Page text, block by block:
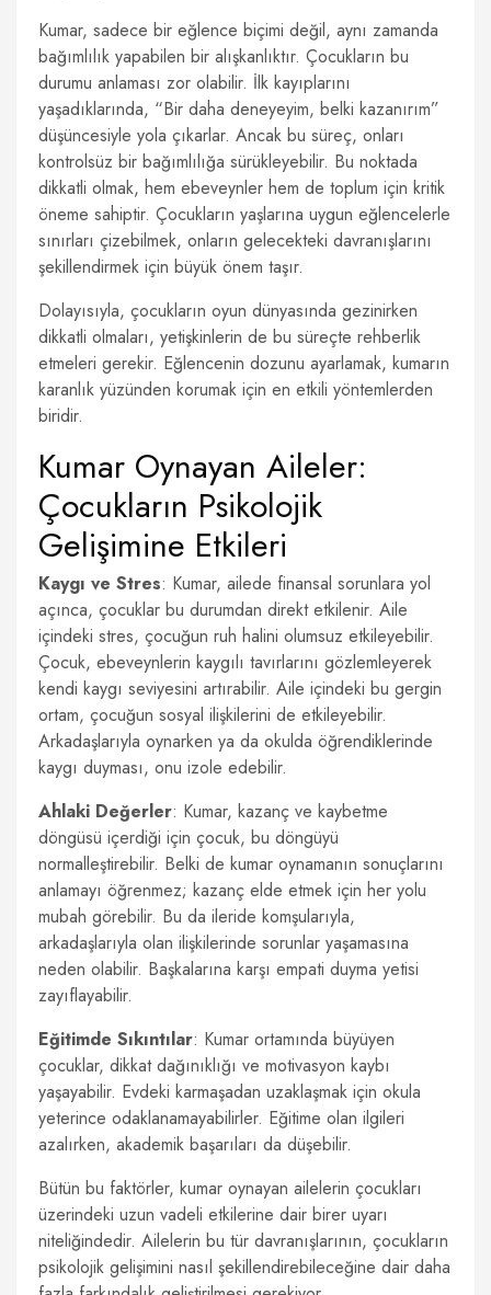
Kumar, sadece bir eğlence biçimi değil, aynı zamanda
bağımlılık yapabilen bir alışkanlıktır. Çocukların bu
durumu anlaması zor olabilir. İlk kayıplarını
yaşadıklarında, “Bir daha deneyeyim, belki kazanırım”
düşüncesiyle yola çıkarlar. Ancak bu süreç, onları
kontrolsüz bir bağımlılığa sürükleyebilir. Bu noktada
dikkatli olmak, hem ebeveynler hem de toplum için kritik
öneme sahiptir. Çocukların yaşlarına uygun eğlencelerle
sınırları çizebilmek, onların gelecekteki davranışlarını
şekillendirmek için büyük önem taşır.
Dolayısıyla, çocukların oyun dünyasında gezinirken
dikkatli olmaları, yetişkinlerin de bu süreçte rehberlik
etmeleri gerekir. Eğlencenin dozunu ayarlamak, kumarın
karanlık yüzünden korumak için en etkili yöntemlerden
biridir.
Kumar Oynayan Aileler:
Çocukların Psikolojik
Gelişimine Etkileri
Kaygı ve Stres: Kumar, ailede finansal sorunlara yol
açınca, çocuklar bu durumdan direkt etkilenir. Aile
içindeki stres, çocuğun ruh halini olumsuz etkileyebilir.
Çocuk, ebeveynlerin kaygılı tavırlarını gözlemleyerek
kendi kaygı seviyesini artırabilir. Aile içindeki bu gergin
ortam, çocuğun sosyal ilişkilerini de etkileyebilir.
Arkadaşlarıyla oynarken ya da okulda öğrendiklerinde
kaygı duyması, onu izole edebilir.
Ahlaki Değerler: Kumar, kazanç ve kaybetme
döngüsü içerdiği için çocuk, bu döngüyü
normalleştirebilir. Belki de kumar oynamanın sonuçlarını
anlamayı öğrenmez; kazanç elde etmek için her yolu
mubah görebilir. Bu da ileride komşularıyla,
arkadaşlarıyla olan ilişkilerinde sorunlar yaşamasına
neden olabilir. Başkalarına karşı empati duyma yetisi
zayıflayabilir.
Eğitimde Sıkıntılar: Kumar ortamında büyüyen
çocuklar, dikkat dağınıklığı ve motivasyon kaybı
yaşayabilir. Evdeki karmaşadan uzaklaşmak için okula
yeterince odaklanamayabilirler. Eğitime olan ilgileri
azalırken, akademik başarıları da düşebilir.
Bütün bu faktörler, kumar oynayan ailelerin çocukları
üzerindeki uzun vadeli etkilerine dair birer uyarı
niteliğindedir. Ailelerin bu tür davranışlarının, çocukların
psikolojik gelişimini nasıl şekillendirebileceğine dair daha